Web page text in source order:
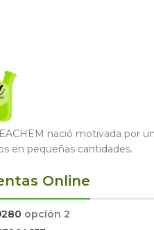
nació motivada por
en pequeñas cantidades.
Online
opción 2